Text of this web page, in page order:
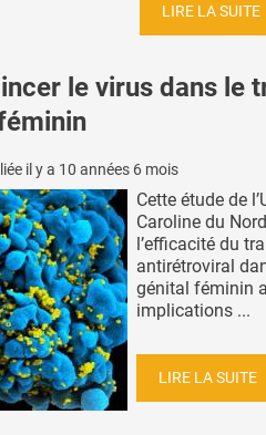
LIRE LA SUITE
le virus dans le
il y a 10 années 6 mois
Cette étude de
Caroline du
l’efficacité du
antirétroviral
génital féminin
implications ...
LIRE LA SUITE